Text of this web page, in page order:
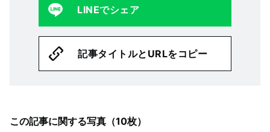
LINEでシェア
記事タイトルとURLをコピー
この記事に関する写真（10枚）